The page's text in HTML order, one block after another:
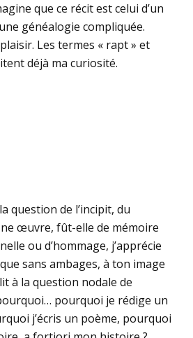
que ce récit est celui d’un
généalogie compliquée.
Les termes « rapt » et
déjà ma curiosité.
question de l’incipit, du
œuvre, fût-elle de mémoire
ou d’hommage, j’apprécie
sans ambages, à ton image
à la question nodale de
pourquoi je rédige un
j’écris un poème, pourquoi